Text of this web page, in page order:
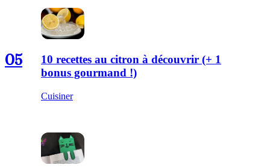
05
10 recettes au citron à découvrir (+ 1
bonus gourmand !)
Cuisiner